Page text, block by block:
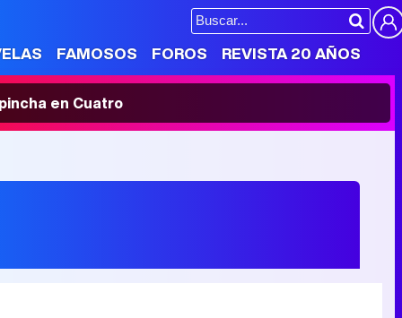
FAMOSOS FOROS REVISTA 20 AÑOS
en Cuatro